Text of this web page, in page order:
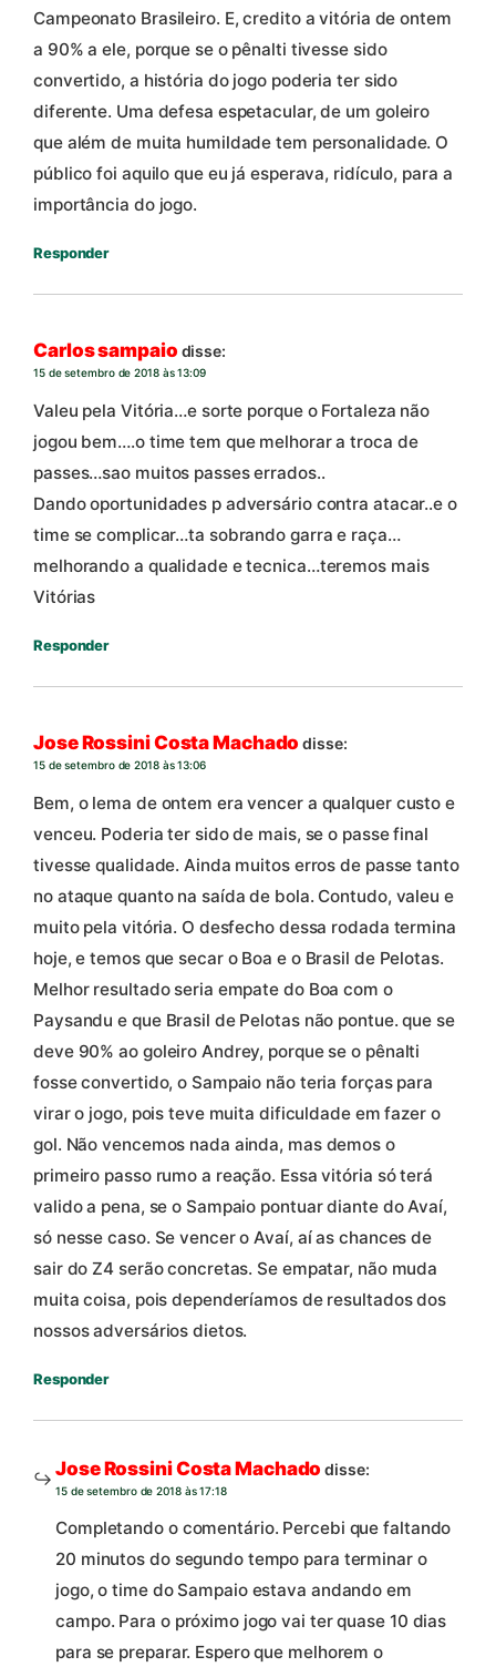
Campeonato Brasileiro. E, credito a vitória de ontem
a 90% a ele, porque se o pênalti tivesse sido
convertido, a história do jogo poderia ter sido
diferente. Uma defesa espetacular, de um goleiro
que além de muita humildade tem personalidade. O
público foi aquilo que eu já esperava, ridículo, para a
importância do jogo.
Responder
Carlos sampaio disse:
15 de setembro de 2018 às 13:09
Valeu pela Vitória…e sorte porque o Fortaleza não
jogou bem….o time tem que melhorar a troca de
passes…sao muitos passes errados..
Dando oportunidades p adversário contra atacar..e o
time se complicar…ta sobrando garra e raça…
melhorando a qualidade e tecnica…teremos mais
Vitórias
Responder
Jose Rossini Costa Machado disse:
15 de setembro de 2018 às 13:06
Bem, o lema de ontem era vencer a qualquer custo e
venceu. Poderia ter sido de mais, se o passe final
tivesse qualidade. Ainda muitos erros de passe tanto
no ataque quanto na saída de bola. Contudo, valeu e
muito pela vitória. O desfecho dessa rodada termina
hoje, e temos que secar o Boa e o Brasil de Pelotas.
Melhor resultado seria empate do Boa com o
Paysandu e que Brasil de Pelotas não pontue. que se
deve 90% ao goleiro Andrey, porque se o pênalti
fosse convertido, o Sampaio não teria forças para
virar o jogo, pois teve muita dificuldade em fazer o
gol. Não vencemos nada ainda, mas demos o
primeiro passo rumo a reação. Essa vitória só terá
valido a pena, se o Sampaio pontuar diante do Avaí,
só nesse caso. Se vencer o Avaí, aí as chances de
sair do Z4 serão concretas. Se empatar, não muda
muita coisa, pois dependeríamos de resultados dos
nossos adversários dietos.
Responder
Jose Rossini Costa Machado disse:
15 de setembro de 2018 às 17:18
Completando o comentário. Percebi que faltando
20 minutos do segundo tempo para terminar o
jogo, o time do Sampaio estava andando em
campo. Para o próximo jogo vai ter quase 10 dias
para se preparar. Espero que melhorem o